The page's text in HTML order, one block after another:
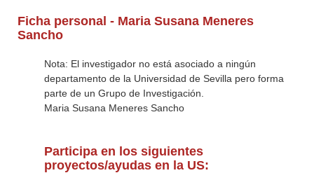
Ficha personal - Maria Susana Meneres
Sancho
Nota: El investigador no está asociado a ningún
departamento de la Universidad de Sevilla pero forma
parte de un Grupo de Investigación.
Maria Susana Meneres Sancho
Participa en los siguientes
proyectos/ayudas en la US: